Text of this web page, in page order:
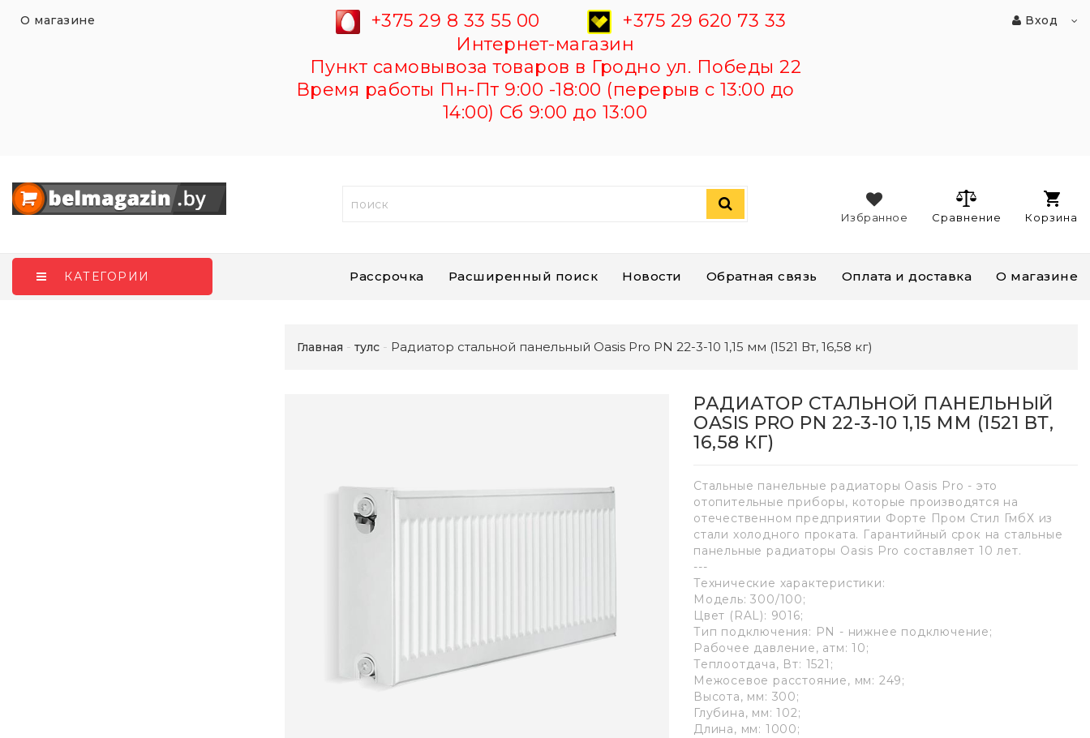
О магазине +375 29 8 33 55 00
+375 29 620 73 33
Интернет-магазин
Пункт самовывоза товаров в Гродно ул. Победы 22
Время работы Пн-Пт 9:00 -18:00 (перерыв с 13:00 до
14:00) Сб 9:00 до 13:00
Вход
Корзина
Сравнение
Избранное
КАТЕГОРИИ Рассрочка Расширенный поиск Новости Обратная связь Оплата и доставка О магазине
Главная тулс Радиатор стальной панельный Oasis Pro PN 22-3-10 1,15 мм (1521 Вт, 16,58 кг)
РАДИАТОР СТАЛЬНОЙ ПАНЕЛЬНЫЙ
OASIS PRO PN 22-3-10 1,15 ММ (1521 ВТ,
16,58 КГ)
Стальные панельные радиаторы Oasis Pro - это
отопительные приборы, которые производятся на
отечественном предприятии Форте Пром Стил ГмбХ из
стали холодного проката. Гарантийный срок на стальные
панельные радиаторы Oasis Pro составляет 10 лет.
---
Технические характеристики:
Модель: 300/100;
Цвет (RAL): 9016;
Тип подключения: РN - нижнее подключение;
Рабочее давление, атм: 10;
Теплоотдача, Вт: 1521;
Межосевое расстояние, мм: 249;
Высота, мм: 300;
Глубина, мм: 102;
Длина, мм: 1000;